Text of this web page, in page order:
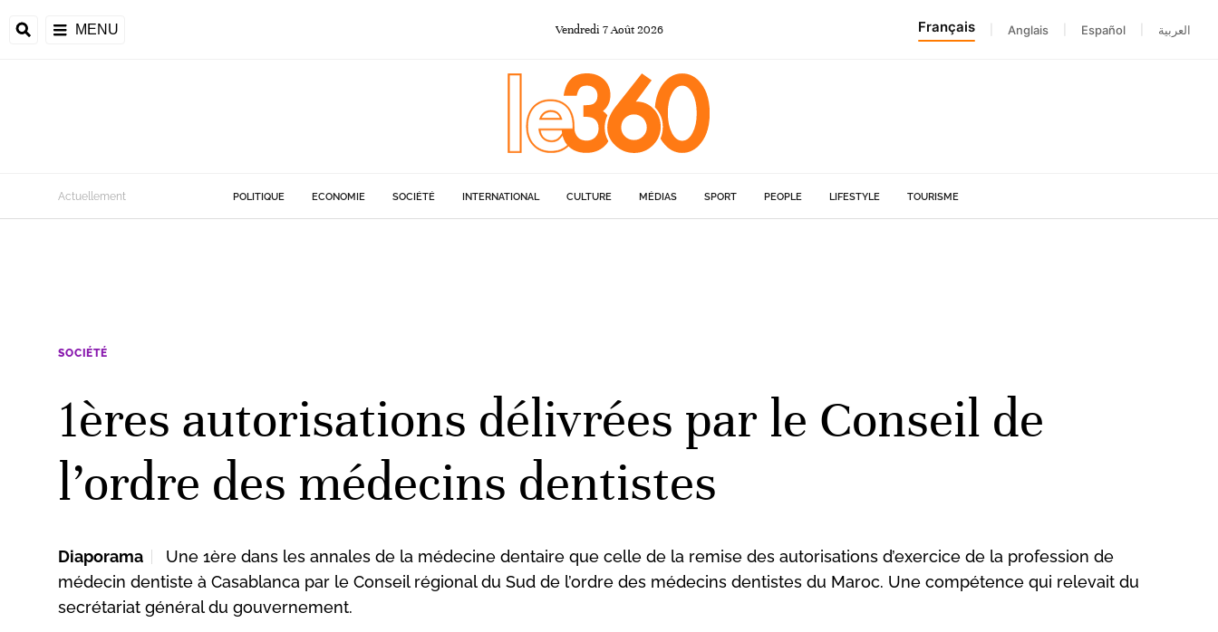
MENU Vendredi 7Août 2026 Français Anglais Español العربية
Actuellement POLITIQUE ECONOMIE SOCIÉTÉ INTERNATIONAL CULTURE MÉDIAS SPORT PEOPLE LIFESTYLE TOURISME
SOCIÉTÉ
1ères autorisations délivrées par le Conseil de
l’ordre des médecins dentistes
Diaporama
Une 1ère dans les annales de la médecine dentaire que celle de la remise des autorisations d’exercice de la profession de
médecin dentiste à Casablanca par le Conseil régional du Sud de l’ordre des médecins dentistes du Maroc. Une compétence qui relevait du
secrétariat général du gouvernement.